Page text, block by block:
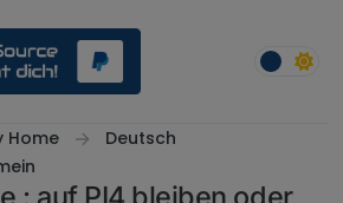
Home
Deutsch